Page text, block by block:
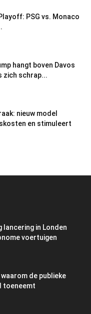
PSG vs. Monaco
hangt boven Davos
zich schrap...
nieuw model
en stimuleert
lancering in Londen
voertuigen
de publieke
toeneemt